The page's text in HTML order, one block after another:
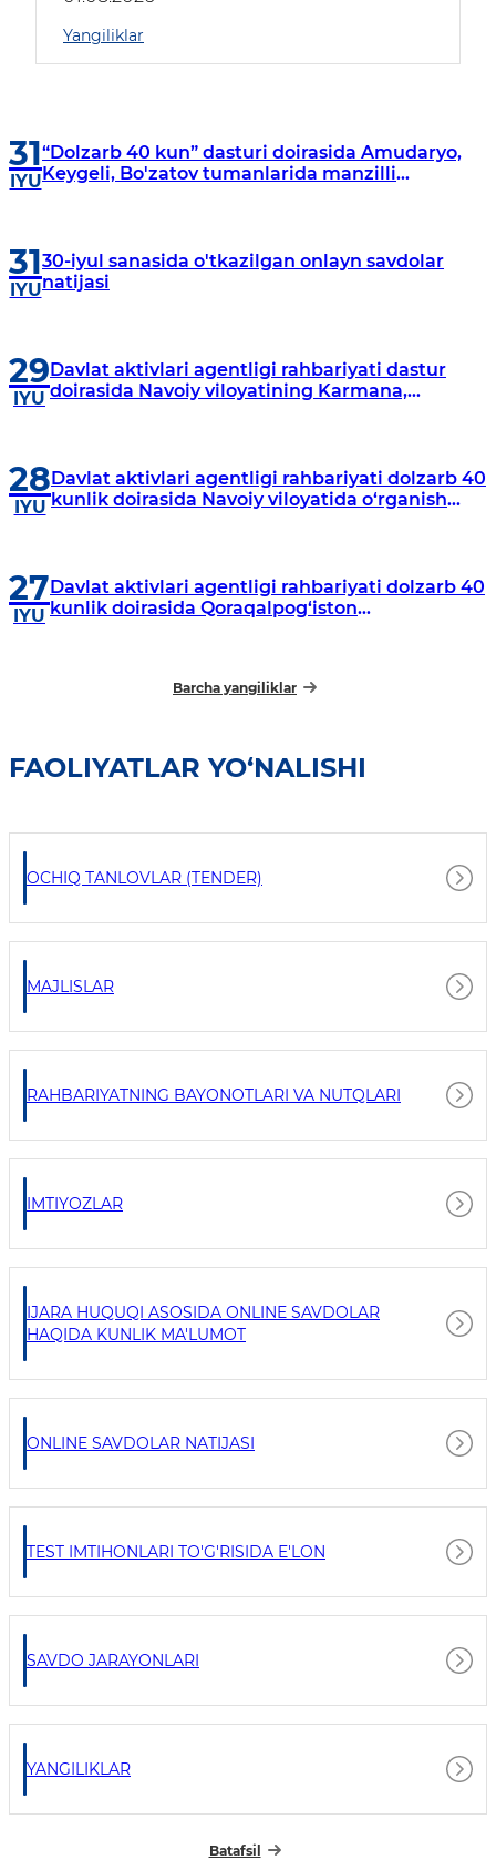
borildi
Yangiliklar
31
IYU
“Dolzarb 40 kun” dasturi doirasida Amudaryo,
Keygeli, Bo'zatov tumanlarida manzilli
31
IYU
30-iyul sanasida o'tkazilgan onlayn savdolar
natijasi
29
IYU
Davlat aktivlari agentligi rahbariyati dastur
doirasida Navoiy viloyatining Karmana,
28
IYU
Davlat aktivlari agentligi rahbariyati dolzarb 40
kunlik doirasida Navoiy viloyatida o‘rganish
27
IYU
Davlat aktivlari agentligi rahbariyati dolzarb 40
kunlik doirasida Qoraqalpog‘iston
Barcha yangiliklar
FAOLIYATLAR YO‘NALISHI
OCHIQ TANLOVLAR (TENDER)
MAJLISLAR
RAHBARIYATNING BAYONOTLARI VA NUTQLARI
IMTIYOZLAR
IJARA HUQUQI ASOSIDA ONLINE SAVDOLAR
HAQIDA KUNLIK MA'LUMOT
ONLINE SAVDOLAR NATIJASI
TEST IMTIHONLARI TO'G'RISIDA E'LON
SAVDO JARAYONLARI
YANGILIKLAR
Batafsil